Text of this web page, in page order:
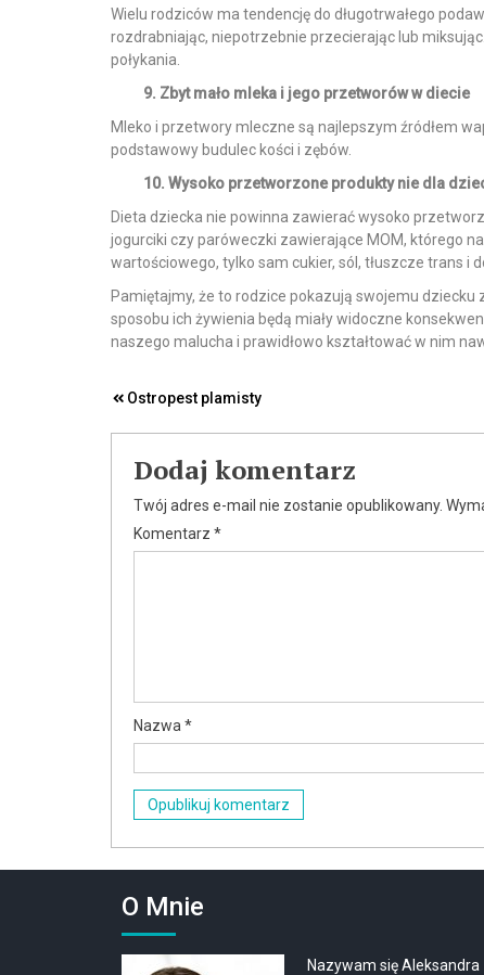
Wielu rodziców ma tendencję do długotrwałego
rozdrabniając, niepotrzebnie przecierając lub
połykania.
9. Zbyt mało mleka i jego przetworów w diecie
Mleko i przetwory mleczne są najlepszym źródłem
podstawowy budulec kości i zębów.
10. Wysoko przetworzone produkty nie dla
Dieta dziecka nie powinna zawierać wysoko
jogurciki czy paróweczki zawierające MOM, którego
wartościowego, tylko sam cukier, sól, tłuszcze trans i
Pamiętajmy, że to rodzice pokazują swojemu dziecku
sposobu ich żywienia będą miały widoczne
naszego malucha i prawidłowo kształtować w nim
Nawigacja
wpisu
Ostropest plamisty
Dodaj komentarz
Twój adres e-mail nie zostanie opublikowany.
Komentarz *
Nazwa *
O Mnie
Nazywam się Aleksandra